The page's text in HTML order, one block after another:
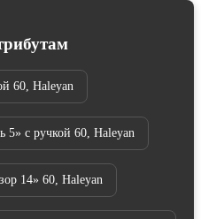
60, Haleyan
5» с ручкой 60, Haleyan
14» 60, Haleyan